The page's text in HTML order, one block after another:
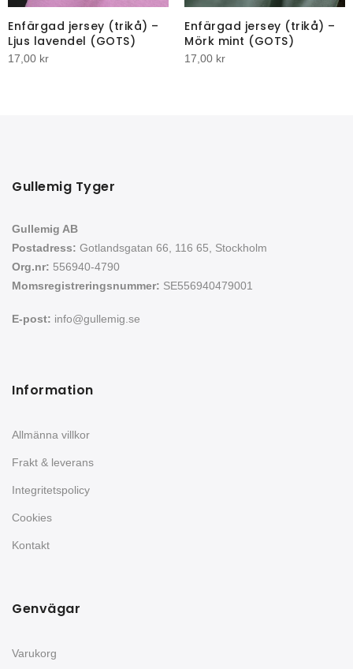
Enfärgad jersey (trikå) –
Ljus lavendel (GOTS)
17,00 kr
Enfärgad jersey (trikå) –
Mörk mint (GOTS)
17,00 kr
Gullemig Tyger
Gullemig AB
Postadress: Gotlandsgatan 66, 116 65, Stockholm
Org.nr: 556940-4790
Momsregistreringsnummer: SE556940479001
E-post: info@gullemig.se
Information
Allmänna villkor
Frakt & leverans
Integritetspolicy
Cookies
Kontakt
Genvägar
Varukorg